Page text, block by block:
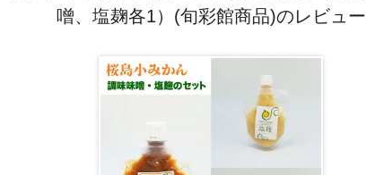
噌、塩麹各1）(旬彩館商品)のレビュー